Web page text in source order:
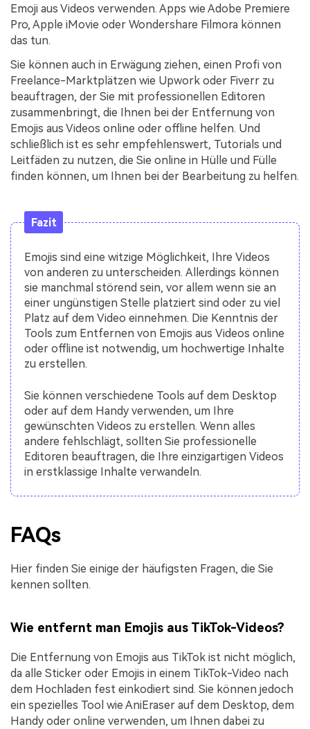
Emoji aus Videos verwenden. Apps wie Adobe Premiere
Pro, Apple iMovie oder Wondershare Filmora können
das tun.
Sie können auch in Erwägung ziehen, einen Profi von
Freelance-Marktplätzen wie Upwork oder Fiverr zu
beauftragen, der Sie mit professionellen Editoren
zusammenbringt, die Ihnen bei der Entfernung von
Emojis aus Videos online oder offline helfen. Und
schließlich ist es sehr empfehlenswert, Tutorials und
Leitfäden zu nutzen, die Sie online in Hülle und Fülle
finden können, um Ihnen bei der Bearbeitung zu helfen.
Fazit
Emojis sind eine witzige Möglichkeit, Ihre Videos
von anderen zu unterscheiden. Allerdings können
sie manchmal störend sein, vor allem wenn sie an
einer ungünstigen Stelle platziert sind oder zu viel
Platz auf dem Video einnehmen. Die Kenntnis der
Tools zum Entfernen von Emojis aus Videos online
oder offline ist notwendig, um hochwertige Inhalte
zu erstellen.
Sie können verschiedene Tools auf dem Desktop
oder auf dem Handy verwenden, um Ihre
gewünschten Videos zu erstellen. Wenn alles
andere fehlschlägt, sollten Sie professionelle
Editoren beauftragen, die Ihre einzigartigen Videos
in erstklassige Inhalte verwandeln.
FAQs
Hier finden Sie einige der häufigsten Fragen, die Sie
kennen sollten.
Wie entfernt man Emojis aus TikTok-Videos?
Die Entfernung von Emojis aus TikTok ist nicht möglich,
da alle Sticker oder Emojis in einem TikTok-Video nach
dem Hochladen fest einkodiert sind. Sie können jedoch
ein spezielles Tool wie AniEraser auf dem Desktop, dem
Handy oder online verwenden, um Ihnen dabei zu